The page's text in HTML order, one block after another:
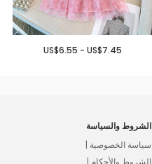
US$6.55 - US$7.45
الشروط والسياسة
سياسة الخصوصية |